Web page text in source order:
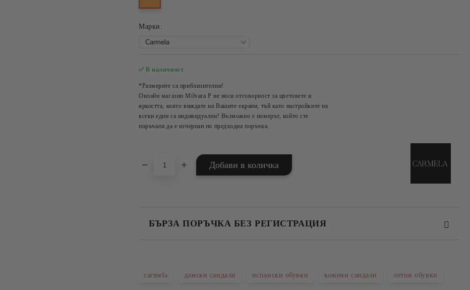
Mарки:
✅ В наличност
*Размерите са приблизителни!
Онлайн магазин Milvara P не носи отговорност за цветовете и
яркостта, която виждате на Вашите екрани, тъй като настройките на
всеки един са индивидуални! Възможно е номерът, който сте
поръчали да е изчерпан по предходна поръчка.
БЪРЗА ПОРЪЧКА БЕЗ РЕГИСТРАЦИЯ
Съгласен съм сПолитиката за лични данни
carmela дамски сандали испански обувки кожени сандали летни обувки